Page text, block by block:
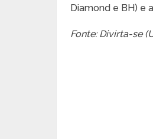
Diamond e BH) e
Fonte: Divirta-se